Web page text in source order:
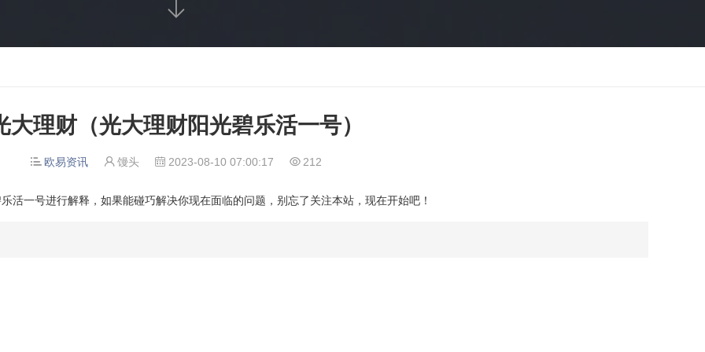

大理财（光大理财阳光碧乐活一号）
 欧易资讯  馒头  2023-08-10 07:00:17  212
活一号进行解释，如果能碰巧解决你现在面临的问题，别忘了关注本站，现在开始吧！